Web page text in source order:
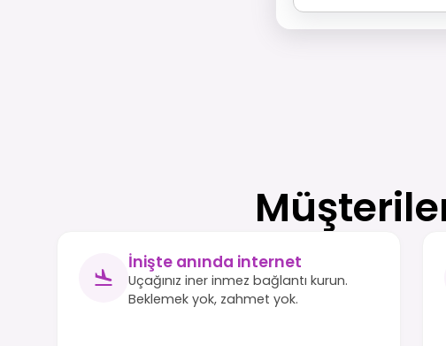
İnişte anında internet
Uçağınız iner inmez bağlantı kurun.
Beklemek yok, zahmet yok.